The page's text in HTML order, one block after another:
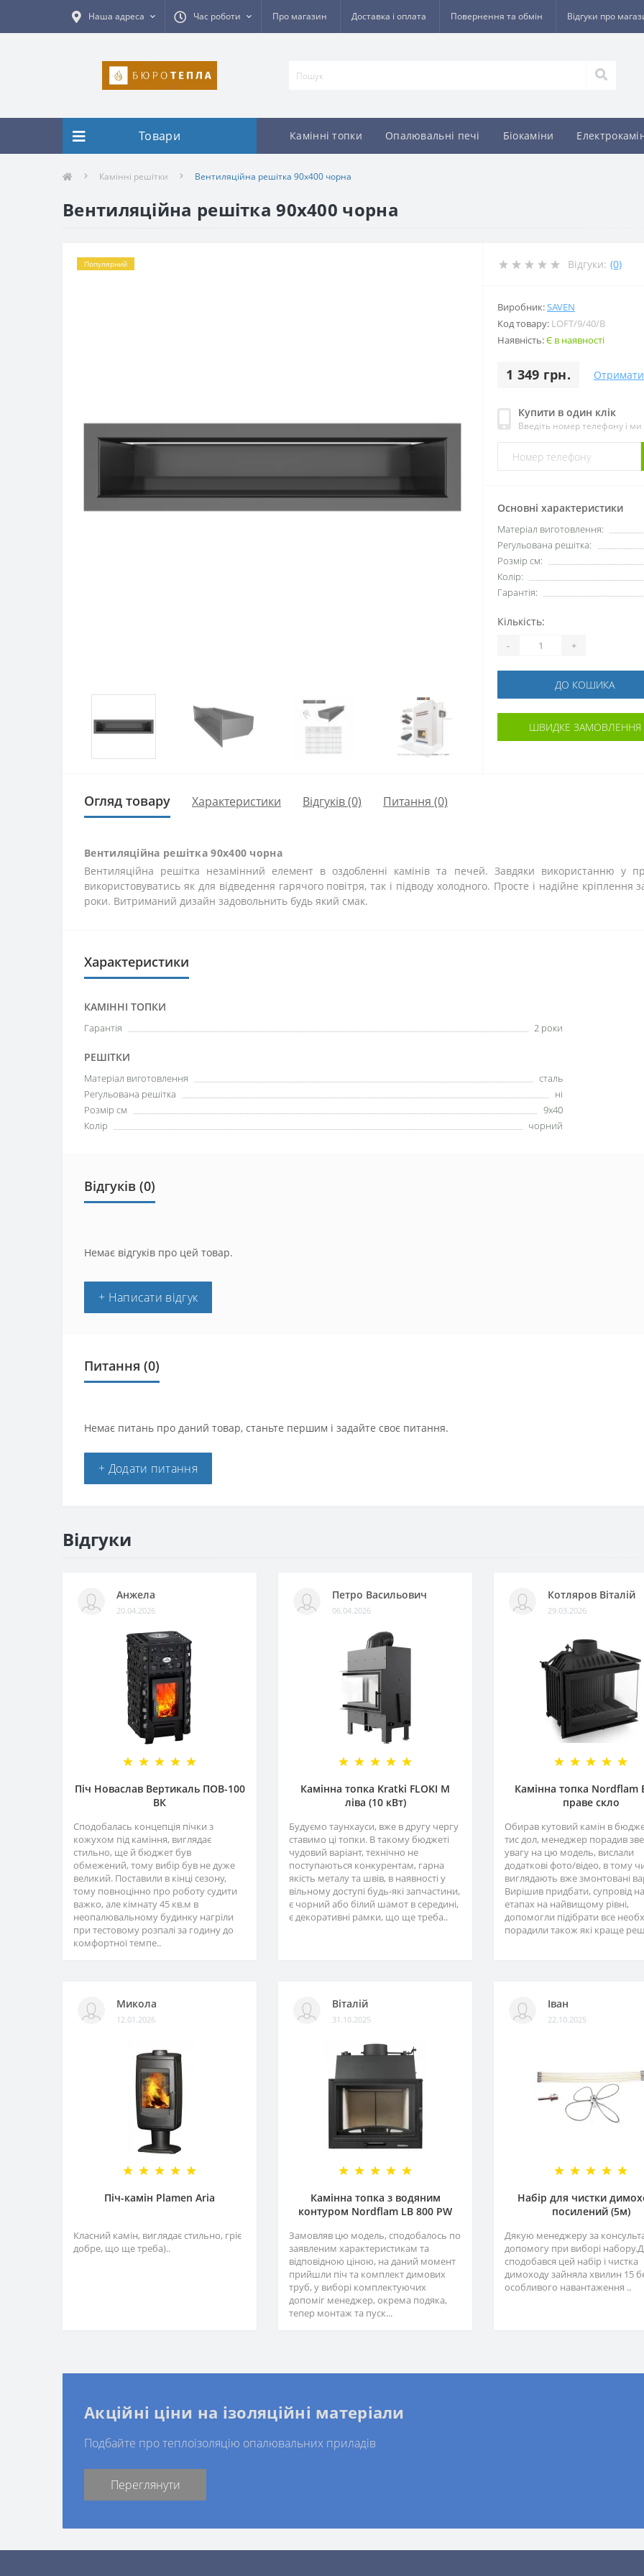
Наша адреса Час роботи Про магазин Доставка і оплата Повернення та обмін Відгуки про
Товари Камінні топки Опалювальні печі Біокаміни
Камінні решітки Вентиляційна решітка 90х400 чорна
Вентиляційна решітка 90х400 чорна
Популярний Відгуки: (0)
Виробник:SAVEN
Код товару: LOFT/9/40/B
Наявність:Є в наявності
1 349 грн.
Купити в один клік
Введіть номер телефону і
Основні характеристики
Матеріал виготовлення:
Регульована решітка:
Розмір см:
Колір:
Гарантія:
Кількість:
- +
ДО КОШИКА
ШВИДКЕ ЗАМОВЛЕННЯ
Огляд товару Характеристики Відгуків (0) Питання (0)
Вентиляційна решітка 90х400 чорна
Вентиляційна решітка незамінний елемент в оздобленні камінів та печей. Завдяки використанню у
використовуватись як для відведення гарячого повітря, так і підводу холодного. Просте і надійне
роки. Витриманий дизайн задовольнить будь який смак.
Характеристики
КАМІННІ ТОПКИ
Гарантія 2 роки
РЕШІТКИ
Матеріал виготовлення
сталь
Регульована решітка
ні
Розмір см
9х40
Колір
чорний
Відгуків (0)
Немає відгуків про цей товар.
+ Написати відгук
Питання (0)
Немає питань про даний товар, станьте першим і задайте своє питання.
+ Додати питання
Відгуки
Анжела
20.04.2026
Піч Новаслав Вертикаль ПОВ-100
ВК
Сподобалась концепція пічки з
кожухом під каміння, виглядає
стильно, ще й бюджет був
обмежений, тому вибір був не дуже
великий. Поставили в кінці сезону,
тому повноцінно про роботу судити
важко, але кімнату 45 кв.м в
неопалювальному будинку нагріли
при тестовому розпалі за годину до
комфортної темпе..
Петро Васильович
06.04.2026
Камінна топка Kratki FLOKI M
ліва (10 кВт)
Будуємо таунхауси, вже в другу чергу
ставимо ці топки. В такому бюджеті
чудовий варіант, технічно не
поступаються конкурентам, гарна
якість металу та швів, в наявності у
вільному доступі будь-які запчастини,
є чорний або білий шамот в середині,
є декоративні рамки, що ще треба..
Котляров Віталій
29.03.2026
Камінна топка Nordflam
праве скло
Обирав кутовий камін в
тис дол, менеджер порадив
увагу на цю модель, вислали
додаткові фото/відео, в тому
виглядають вже змонтовані
Вирішив придбати, супровід на
етапах на найвищому рівні,
допомогли підібрати все
порадили також які краще
Микола
12.01.2026
Піч-камін Plamen Aria
Класний камін, виглядає стильно, гріє
добре, що ще треба)..
Віталій
31.10.2025
Камінна топка з водяним
контуром Nordflam LB 800 PW
Замовляв цю модель, сподобалось по
заявленим характеристикам та
відповідною ціною, на даний момент
прийшли піч та комплект димових
труб, у виборі комплектуючих
допоміг менеджер, окрема подяка,
тепер монтаж та пуск...
Іван
22.10.2025
Набір для чистки
посилений (5м)
Дякую менеджеру за
допомогу при виборі
сподобався цей набір і чистка
димоходу зайняла хвилин 15
особливого навантаження ..
Акційні ціни на ізоляційні матеріали
Подбайте про теплоізоляцію опалювальних приладів
Переглянути